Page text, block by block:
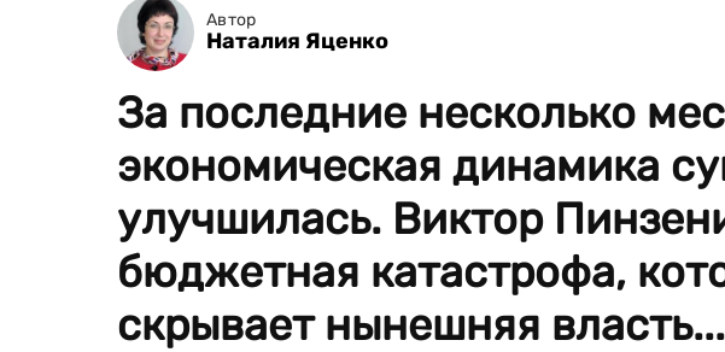
Автор
Наталия Яценко
За последние несколько
экономическая динамика
улучшилась. Виктор
бюджетная катастрофа,
скрывает нынешняя власть...